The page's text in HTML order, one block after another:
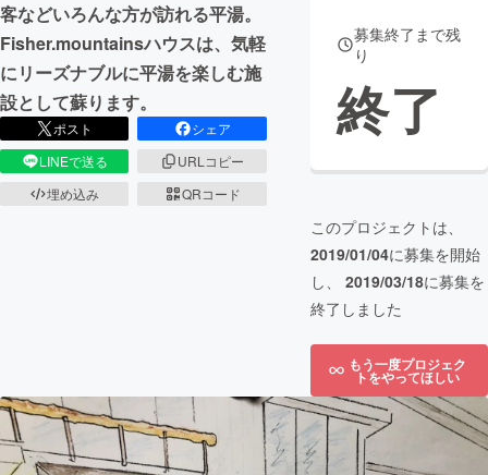
客などいろんな方が訪れる平湯。
Fisher.mountainsハウスは、気軽
にリーズナブルに平湯を楽しむ施
設として蘇ります。
ポスト
シェア
LINEで送る
URLコピー
埋め込み
QRコード
募集終了まで残
り
終了
このプロジェクトは、
2019/01/04に募集を開始
し、 2019/03/18に募集を
終了しました
もう一度プロジェク
トをやってほしい